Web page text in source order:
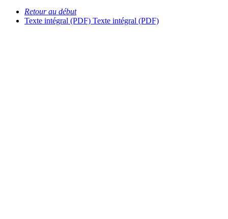
Retour au début
Texte intégral (PDF) Texte intégral (PDF)